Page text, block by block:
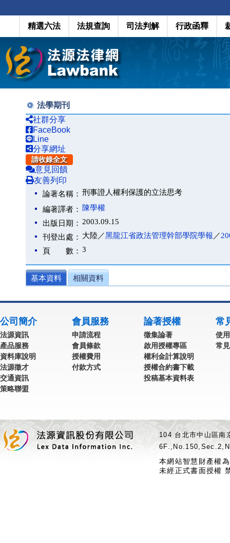
精選六法 法規查詢 司法判解 行政函釋
法學期刊
社群分享
FaceBook
Line
分享網址
請收錄全文
意見回饋
友善列印
論著名稱： 刑事證人權利保護的立法思考
編著譯者：
陳學權
出版日期： 2003.09.15
刊登出處： 大陸／黑龍江省政法管理幹部學院學報 ／
頁 數： 3
基本資料 相關資料
公司簡介
法源資訊
產品服務
資料庫說明
法源徵才
交通資訊
策略聯盟
會員服務
申請流程
會員條款
授權費用
付款方式
論著授權
徵集論著
啟用授權專區
權利金計算說明
授權合約書下載
投稿基本資料表
常
使
常
104 台北市中山區
本網站智慧財產權
未經正式書面授權